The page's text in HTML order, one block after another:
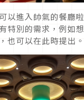
以進入帥氣的餐廳
特別的需求，例如
也可以在此時提出。